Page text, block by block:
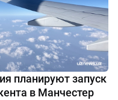
планируют запуск
в Манчестер